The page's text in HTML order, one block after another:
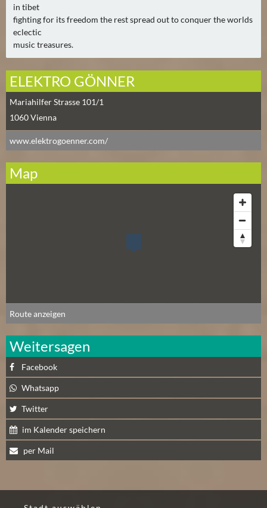
in tibet
fighting for its freedom the rest spread out to conquer the worlds
eclectic
music treasures.
ELEKTRO GÖNNER
Mariahilfer Strasse 101/1
1060Vienna
www.elektrogoenner.com/
Map
Route anzeigen
Weitersagen
Facebook
Whatsapp
Twitter
im Kalender speichern
per Mail